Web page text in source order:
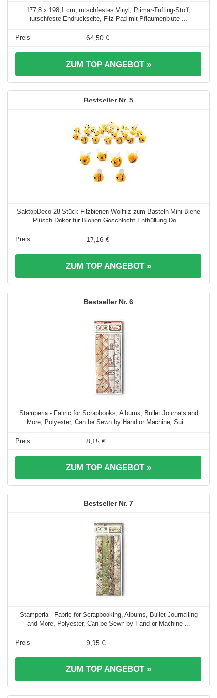
177,8 x 198,1 cm, rutschfestes Vinyl, Primär-Tufting-Stoff,
rutschfeste Endrückseite, Filz-Pad mit Pflaumenblüte ...
64,50 €
ZUM TOP ANGEBOT »
5
SaktopDeco 28 Stück Filzbienen Wollfilz zum Basteln Mini-Biene
Plüsch Dekor für Bienen Geschlecht Enthüllung De ...
17,16 €
ZUM TOP ANGEBOT »
6
Stamperia - Fabric for Scrapbooks, Albums, Bullet Journals and
More, Polyester, Can be Sewn by Hand or Machine, Sui ...
8,15 €
ZUM TOP ANGEBOT »
7
Stamperia - Fabric for Scrapbooking, Albums, Bullet Journalling
and More, Polyester, Can be Sewn by Hand or Machine ...
9,95 €
ZUM TOP ANGEBOT »